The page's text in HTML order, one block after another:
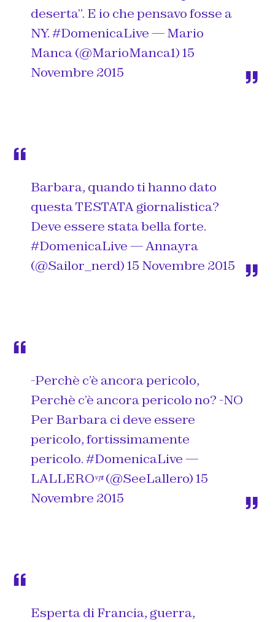
deserta”. E io che pensavo fosse a
NY.#DomenicaLive— Mario
Manca (@MarioManca1)15
Novembre 2015
Barbara, quando ti hanno dato
questa TESTATA giornalistica?
Deve essere stata bella forte.
#DomenicaLive— Annayra
(@Sailor_nerd) 15 Novembre 2015
-Perchè c’è ancora pericolo,
Perchè c’è ancora pericolo no? -NO
Per Barbara ci deve essere
pericolo, fortissimamente
pericolo.#DomenicaLive—
LALLEROᵛᶮᵗ (@SeeLallero)15
Novembre 2015
Esperta di Francia, guerra,